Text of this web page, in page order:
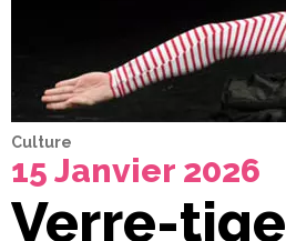
Culture
15 Janvier 2026
Verre-tige